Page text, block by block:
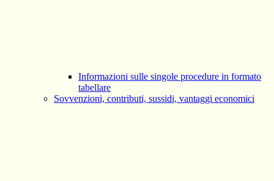
Informazioni sulle singole procedure in formato
tabellare
Sovvenzioni, contributi, sussidi, vantaggi economici